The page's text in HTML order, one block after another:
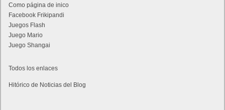
Como página de inico
Facebook Frikipandi
Juegos Flash
Juego Mario
Juego Shangai
Todos los enlaces
Hitórico de Noticias del Blog